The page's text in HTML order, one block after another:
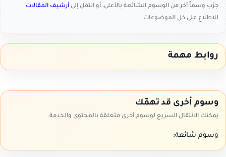
جرّب وسماً آخر من الوسوم الشائعة بالأعلى، أو انتقل إلى أرشيف المقالات
للاطلاع على كل الموضوعات.
روابط مهمة
وسوم أخرى قد تهمّك
يمكنك الانتقال السريع لوسوم أخرى متعلقة بالمحتوى والخدمة.
وسوم شائعة: